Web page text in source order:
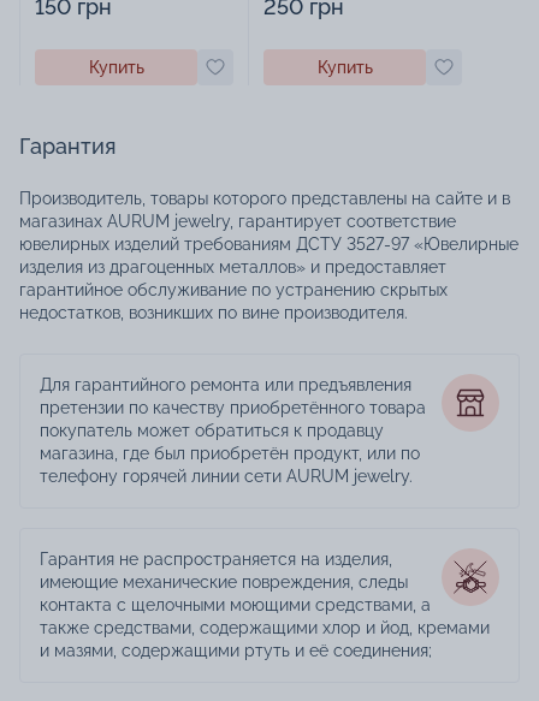
150 грн
Купить
250 грн
Купить
Гарантия
Производитель, товары которого представлены на сайте и в
магазинах AURUM jewelry, гарантирует соответствие
ювелирных изделий требованиям ДСТУ 3527-97 «Ювелирные
изделия из драгоценных металлов» и предоставляет
гарантийное обслуживание по устранению скрытых
недостатков, возникших по вине производителя.
Для гарантийного ремонта или предъявления
претензии по качеству приобретённого товара
покупатель может обратиться к продавцу
магазина, где был приобретён продукт, или по
телефону горячей линии сети AURUM jewelry.
Гарантия не распространяется на изделия,
имеющие механические повреждения, следы
контакта с щелочными моющими средствами, а
также средствами, содержащими хлор и йод, кремами
и мазями, содержащими ртуть и её соединения;